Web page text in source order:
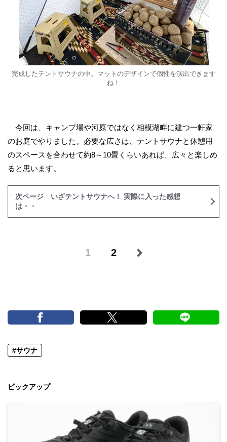
完成したテントサウナの中。マットのデザインで個性を演出できます
ね！
今回は、キャンプ場や河原ではなく相模湖畔に建つ一軒家
のお庭でやりました。必要な広さは、テントサウナと休憩用
のスペースを合わせて約8～10畳くらいあれば、広々と楽しめ
ると思います。
次ページ いざテントサウナへ！ 実際に入った感想
は・・
1 2
#サウナ
ピックアップ